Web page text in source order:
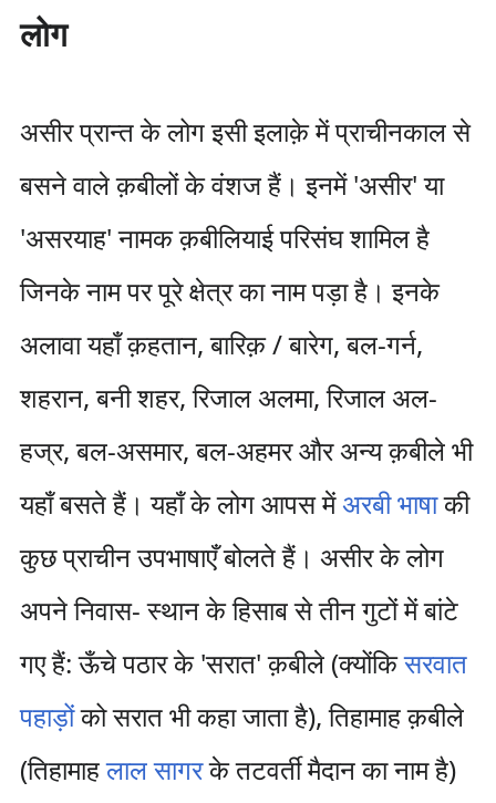
लोग
असीर प्रान्त के लोग इसी इलाक़े में प्राचीनकाल से
बसने वाले क़बीलों के वंशज हैं। इनमें 'असीर' या
'असरयाह' नामक क़बीलियाई परिसंघ शामिल है
जिनके नाम पर पूरे क्षेत्र का नाम पड़ा है। इनके
अलावा यहाँ क़हतान, बारिक़ / बारेग, बल-गर्न,
शहरान, बनी शहर, रिजाल अलमा, रिजाल अल-
हज्र, बल-असमार, बल-अहमर और अन्य क़बीले भी
यहाँ बसते हैं। यहाँ के लोग आपस मेंअरबी भाषाकी
कुछ प्राचीन उपभाषाएँ बोलते हैं। असीर के लोग
अपने निवास- स्थान के हिसाब से तीन गुटों में बांटे
गए हैं: ऊँचे पठार के 'सरात' क़बीले (क्योंकिसरवात
पहाड़ोंको सरात भी कहा जाता है), तिहामाह क़बीले
(तिहामाहलाल सागरके तटवर्ती मैदान का नाम है)